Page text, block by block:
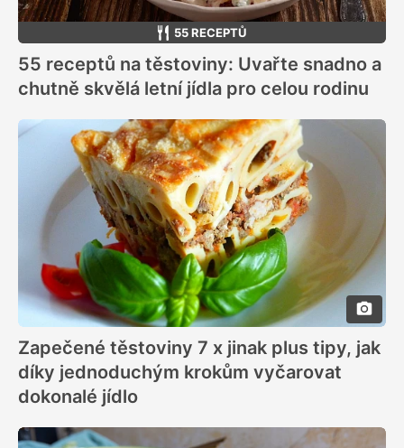
55 RECEPTŮ
55 receptů na těstoviny: Uvařte snadno a
chutně skvělá letní jídla pro celou rodinu
Zapečené těstoviny 7 x jinak plus tipy, jak
díky jednoduchým krokům vyčarovat
dokonalé jídlo